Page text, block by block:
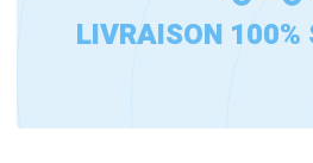
LIVRAISON 100%